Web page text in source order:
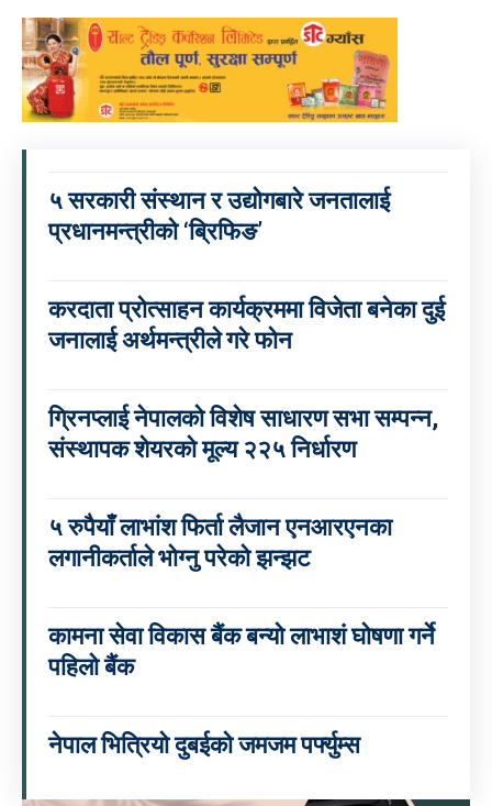
५ सरकारी संस्थान र उद्योगबारे जनतालाई
प्रधानमन्त्रीको ‘ब्रिफिङ’
करदाता प्रोत्साहन कार्यक्रममा विजेता बनेका दुई
जनालाई अर्थमन्त्रीले गरे फोन
ग्रिनप्लाई नेपालको विशेष साधारण सभा सम्पन्न,
संस्थापक शेयरको मूल्य २२५ निर्धारण
५ रुपैयाँ लाभांश फिर्ता लैजान एनआरएनका
लगानीकर्ताले भोग्नु परेको झन्झट
कामना सेवा विकास बैंक बन्यो लाभाशं घोषणा गर्ने
पहिलो बैंक
नेपाल भित्रियो दुबईको जमजम पर्फ्युम्स